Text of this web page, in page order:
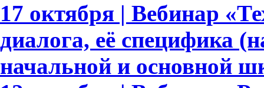
17 октября | Вебинар
диалога, её специфика
начальной и основной